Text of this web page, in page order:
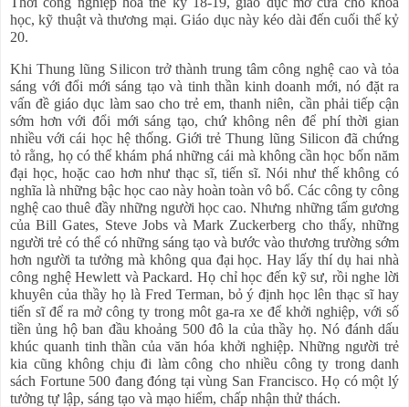
học, kỹ thuật và thương mại. Giáo dục này kéo dài đến cuối thế kỷ
20.
Khi Thung lũng Silicon trở thành trung tâm công nghệ cao và tỏa
sáng với đổi mới sáng tạo và tinh thần kinh doanh mới, nó đặt ra
vấn đề giáo dục làm sao cho trẻ em, thanh niên, cần phải tiếp cận
sớm hơn với đổi mới sáng tạo, chứ không nên để phí thời gian
nhiều với cái học hệ thống. Giới trẻ Thung lũng Silicon đã chứng
tỏ rằng, họ có thể khám phá những cái mà không cần học bốn năm
đại học, hoặc cao hơn như thạc sĩ, tiến sĩ. Nói như thế không có
nghĩa là những bậc học cao này hoàn toàn vô bổ. Các công ty công
nghệ cao thuê đầy những người học cao. Nhưng những tấm gương
của Bill Gates, Steve Jobs và Mark Zuckerberg cho thấy, những
người trẻ có thể có những sáng tạo và bước vào thương trường sớm
hơn người ta tưởng mà không qua đại học. Hay lấy thí dụ hai nhà
công nghệ Hewlett và Packard. Họ chỉ học đến kỹ sư, rồi nghe lời
khuyên của thầy họ là Fred Terman, bỏ ý định học lên thạc sĩ hay
tiến sĩ để ra mở công ty trong môt ga-ra xe để khởi nghiệp, với số
tiền ủng hộ ban đầu khoảng 500 đô la của thầy họ. Nó đánh dấu
khúc quanh tinh thần của văn hóa khởi nghiệp. Những người trẻ
kia cũng không chịu đi làm công cho nhiều công ty trong danh
sách Fortune 500 đang đóng tại vùng San Francisco. Họ có một lý
tưởng tự lập, sáng tạo và mạo hiểm, chấp nhận thử thách.